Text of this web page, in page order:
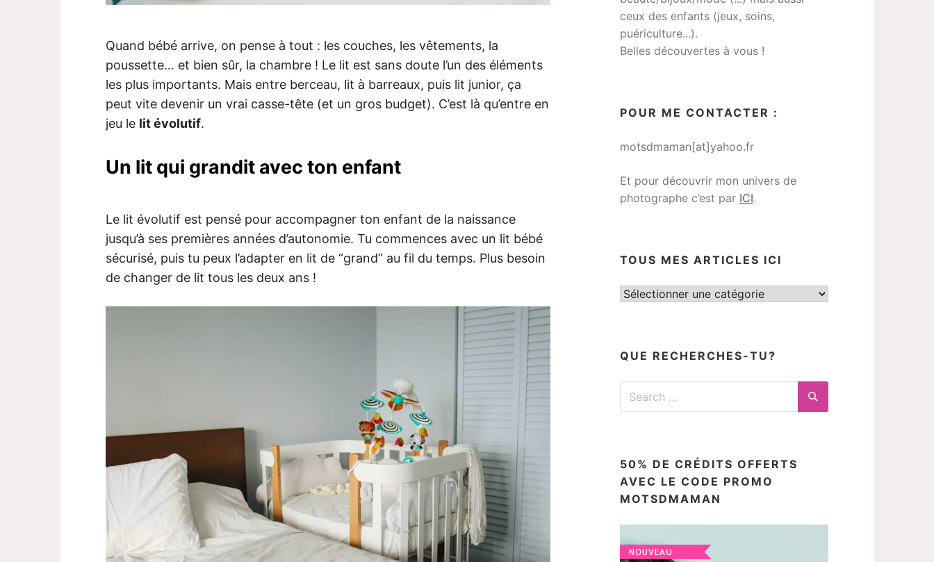
Quand bébé arrive, on pense à tout : les couches, les vêtements, la
poussette… et bien sûr, la chambre ! Le lit est sans doute l’un des éléments
les plus importants. Mais entre berceau, lit à barreaux, puis lit junior, ça
peut vite devenir un vrai casse-tête (et un gros budget). C’est là qu’entre en
jeu le lit évolutif.
Un lit qui grandit avec ton enfant
Le lit évolutif est pensé pour accompagner ton enfant de la naissance
jusqu’à ses premières années d’autonomie. Tu commences avec un lit bébé
sécurisé, puis tu peux l’adapter en lit de “grand” au fil du temps. Plus besoin
de changer de lit tous les deux ans !
ceux des enfants (jeux, soins,
puériculture...).
Belles découvertes à vous !
POUR ME CONTACTER :
motsdmaman[at]yahoo.fr
Et pour découvrir mon univers de
photographe c’est par ICI.
TOUS MES ARTICLES ICI
Tous
QUE RECHERCHES-TU?
Search
Search
50% DE CRÉDITS OFFERTS
AVEC LE CODE PROMO
MOTSDMAMAN